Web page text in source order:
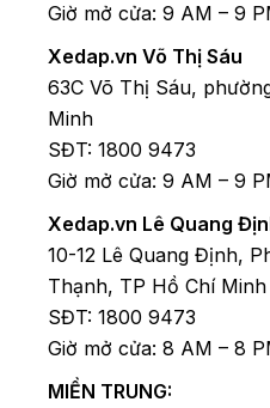
Giờ mở cửa: 9 AM – 9
Xedap.vn Võ Thị Sáu
63C Võ Thị Sáu,
Minh
SĐT: 1800 9473
Giờ mở cửa: 9 AM – 9
Xedap.vn Lê Quang
10-12 Lê Quang Định,
Thạnh, TP Hồ Chí Minh
SĐT: 1800 9473
Giờ mở cửa: 8 AM – 8
MIỀN TRUNG: